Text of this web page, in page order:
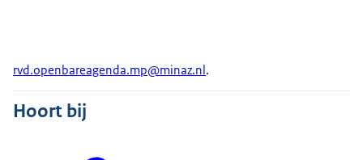
rvd.openbareagenda.mp@minaz.nl .
Hoort bij